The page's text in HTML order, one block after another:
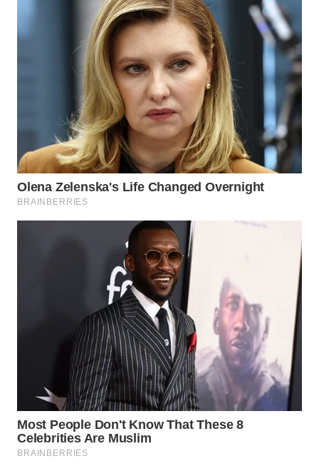
SIMALUNGUN
LABUHANBATU
WN
TAPANULI
TENGAH
WN DELI
KARAWANG
WN
BEKASI